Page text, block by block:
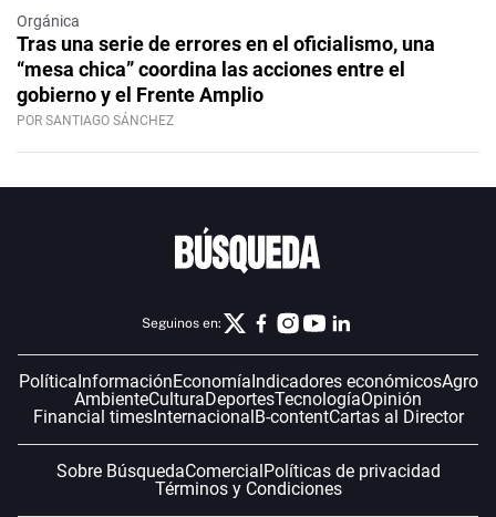
Orgánica
Tras una serie de errores en el oficialismo, una
“mesa chica” coordina las acciones entre el
gobierno y el Frente Amplio
POR SANTIAGO SÁNCHEZ
Seguinos en:
PolíticaInformaciónEconomíaIndicadores económicosAgro
AmbienteCulturaDeportesTecnologíaOpinión
Financial timesInternacionalB-contentCartas al Director
Sobre BúsquedaComercialPolíticas de privacidad
Términos y Condiciones